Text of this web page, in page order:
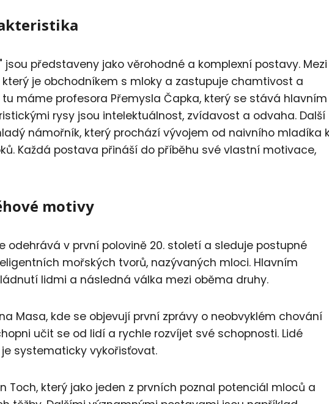
představeny jako věrohodné a komplexní postavy. Mezi
je obchodníkem s mloky a zastupuje chamtivost a
máme profesora Přemysla Čapka, který se stává hlavním
rysy jsou intelektuálnost, zvídavost a odvaha. Další
námořník, který prochází vývojem od naivního mladíka
Každá postava přináší do příběhu své vlastní motivace,
motivy
odehrává v první polovině 20. století a sleduje postupné
mořských tvorů, nazývaných mloci. Hlavním
lidmi a následná válka mezi oběma druhy.
Masa, kde se objevují první zprávy o neobvyklém chování
učit se od lidí a rychle rozvíjet své schopnosti. Lidé
systematicky vykořisťovat.
Toch, který jako jeden z prvních poznal potenciál mloců a